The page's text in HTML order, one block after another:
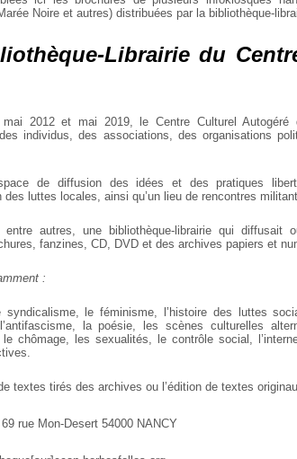
Noire et autres) distribuées par la bibliothèque-
Librairie du
2012 et mai 2019, le Centre Culturel
individus, des associations, des organisations
de diffusion des idées et des pratiques
des luttes locales, ainsi qu’un lieu de rencontres
entre autres, une bibliothèque-librairie qui
fanzines, CD, DVD et des archives papiers et
:
syndicalisme, le féminisme, l’histoire des luttes
la poésie, les scènes culturelles
le chômage, les sexualités, le contrôle social,
textes tirés des archives ou l’édition de textes
69 rue Mon-Desert 54000 NANCY